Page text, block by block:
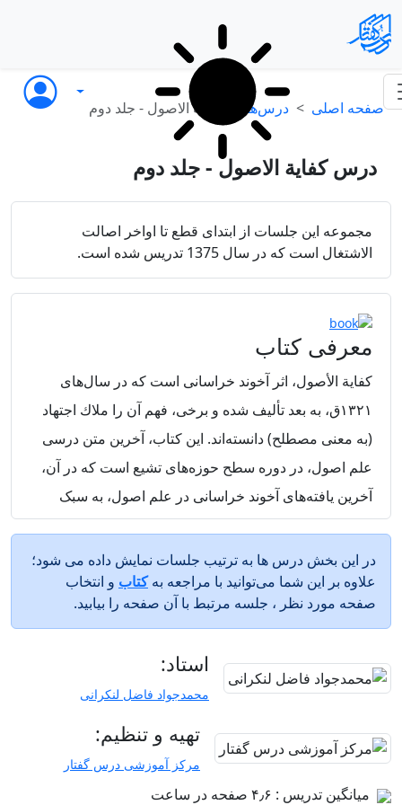
صفحه اصلی درس‌ها کفایة الاصول - جلد دوم
درس کفایة الاصول - جلد دوم
مجموعه این جلسات از ابتدای قطع تا اواخر اصالت
الاشتغال است که در سال 1375 تدریس شده است.
معرفی کتاب
كفاية الأصول، اثر آخوند خراسانى است كه در سال‌هاى
۱۳۲۱ق، به بعد تأليف شده و برخى، فهم آن را ملاك اجتهاد
(به معنى مصطلح) دانسته‌اند. اين كتاب، آخرين متن درسى
علم اصول، در دوره سطح حوزه‌هاى تشيع است كه در آن،
آخرين يافته‌هاى آخوند خراسانى در علم اصول، به سبک
كلاسيك و نو مطرح شده است.
ساختار
كتاب، فراهم آمده است از مقدمه، هشت مقصد و خاتمه كه
در سه جلد ارائه شده است؛ مقدمه و پنج مقصد اول،
قسمت مباحث الفاظ را شامل و سه مقصد ديگر با خاتمه،
بيان قسمت ادله عقليه را متكفل مى‌باشد.
كتاب، حاصل مغز متفكرى است كه هم به معقول و هم به
منقول نظر داشته است.
در این بخش درس ها به ترتیب جلسات نمایش داده می شود؛
علاوه بر این شما می‌توانید با مراجعه بهکتاب و انتخاب
صفحه مورد نظر ، جلسه مرتبط با آن صفحه را بیابید.
استاد:
محمدجواد فاضل لنکرانی
تهیه و تنظیم:
مرکز آموزشی درس گفتار
میانگین تدریس : ۴٫۶ صفحه در ساعت